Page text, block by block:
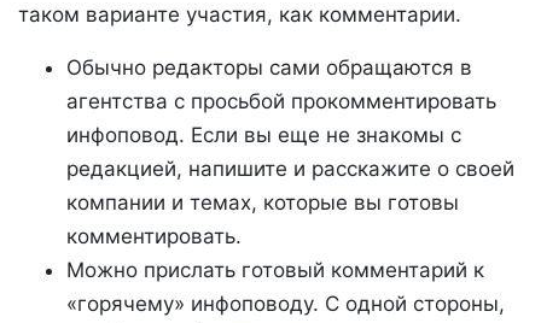
таком варианте участия, как комментарии.
Обычно редакторы сами обращаются в
агентства с просьбой прокомментировать
инфоповод. Если вы еще не знакомы с
редакцией, напишите и расскажите о своей
компании и темах, которые вы готовы
комментировать.
Можно прислать готовый комментарий к
«горячему» инфоповоду. С одной стороны,